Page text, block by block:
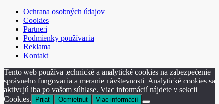
Ochrana osobných údajov
Cookies
Partneri
Podmienky používania
Reklama
Kontakt
Tento web používa technické a analytické cookies na zabezpečenie
správneho fungovania a meranie návštevnosti. Analytické cookies sa
aktivujú iba po vašom súhlase. Viac informácií nájdete v sekcii
Cookies.
Prijať Odmietnuť Viac informácií